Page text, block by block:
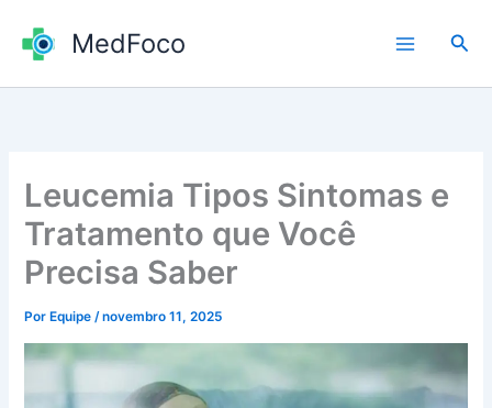
para
conteúdo
MedFoco
Leucemia Tipos Sintomas e
Tratamento que Você
Precisa Saber
Por Equipe/novembro 11, 2025